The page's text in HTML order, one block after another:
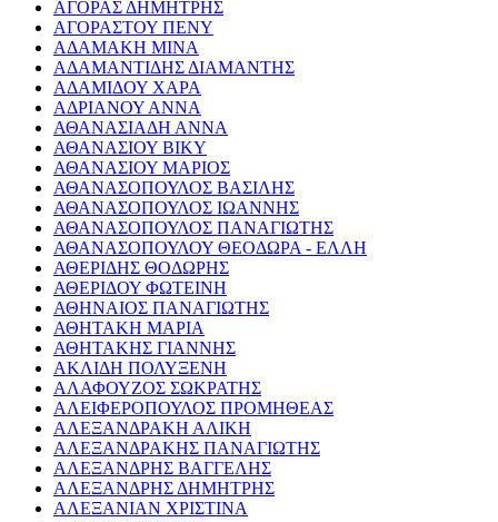
ΑΓΟΡΑΣ ΔΗΜΗΤΡΗΣ
ΑΓΟΡΑΣΤΟΥ ΠΕΝΥ
ΑΔΑΜΑΚΗ ΜΙΝΑ
ΑΔΑΜΑΝΤΙΔΗΣ ΔΙΑΜΑΝΤΗΣ
ΑΔΑΜΙΔΟΥ ΧΑΡΑ
ΑΔΡΙΑΝΟΥ ΑΝΝΑ
ΑΘΑΝΑΣΙΑΔΗ ΑΝΝΑ
ΑΘΑΝΑΣΙΟΥ ΒΙΚΥ
ΑΘΑΝΑΣΙΟΥ ΜΑΡΙΟΣ
ΑΘΑΝΑΣΟΠΟΥΛΟΣ ΒΑΣΙΛΗΣ
ΑΘΑΝΑΣΟΠΟΥΛΟΣ ΙΩΑΝΝΗΣ
ΑΘΑΝΑΣΟΠΟΥΛΟΣ ΠΑΝΑΓΙΩΤΗΣ
ΑΘΑΝΑΣΟΠΟΥΛΟΥ ΘΕΟΔΩΡΑ - ΕΛΛΗ
ΑΘΕΡΙΔΗΣ ΘΟΔΩΡΗΣ
ΑΘΕΡΙΔΟΥ ΦΩΤΕΙΝΗ
ΑΘΗΝΑΙΟΣ ΠΑΝΑΓΙΩΤΗΣ
ΑΘΗΤΑΚΗ ΜΑΡΙΑ
ΑΘΗΤΑΚΗΣ ΓΙΑΝΝΗΣ
ΑΚΛΙΔΗ ΠΟΛΥΞΕΝΗ
ΑΛΑΦΟΥΖΟΣ ΣΩΚΡΑΤΗΣ
ΑΛΕΙΦΕΡΟΠΟΥΛΟΣ ΠΡΟΜΗΘΕΑΣ
ΑΛΕΞΑΝΔΡΑΚΗ ΑΛΙΚΗ
ΑΛΕΞΑΝΔΡΑΚΗΣ ΠΑΝΑΓΙΩΤΗΣ
ΑΛΕΞΑΝΔΡΗΣ ΒΑΓΓΕΛΗΣ
ΑΛΕΞΑΝΔΡΗΣ ΔΗΜΗΤΡΗΣ
ΑΛΕΞΑΝΙΑΝ ΧΡΙΣΤΙΝΑ